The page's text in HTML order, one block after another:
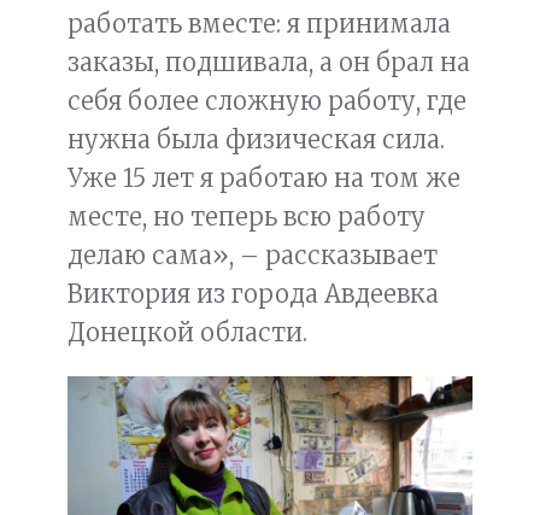
работать вместе: я принимала
заказы, подшивала, а он брал на
себя более сложную работу, где
нужна была физическая сила.
Уже 15 лет я работаю на том же
месте, но теперь всю работу
делаю сама», – рассказывает
Виктория из города Авдеевка
Донецкой области.